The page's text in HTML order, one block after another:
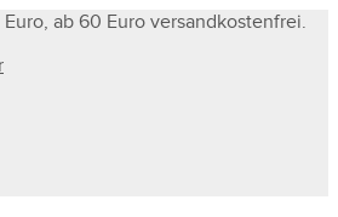
ab 60 Euro versandkostenfrei.